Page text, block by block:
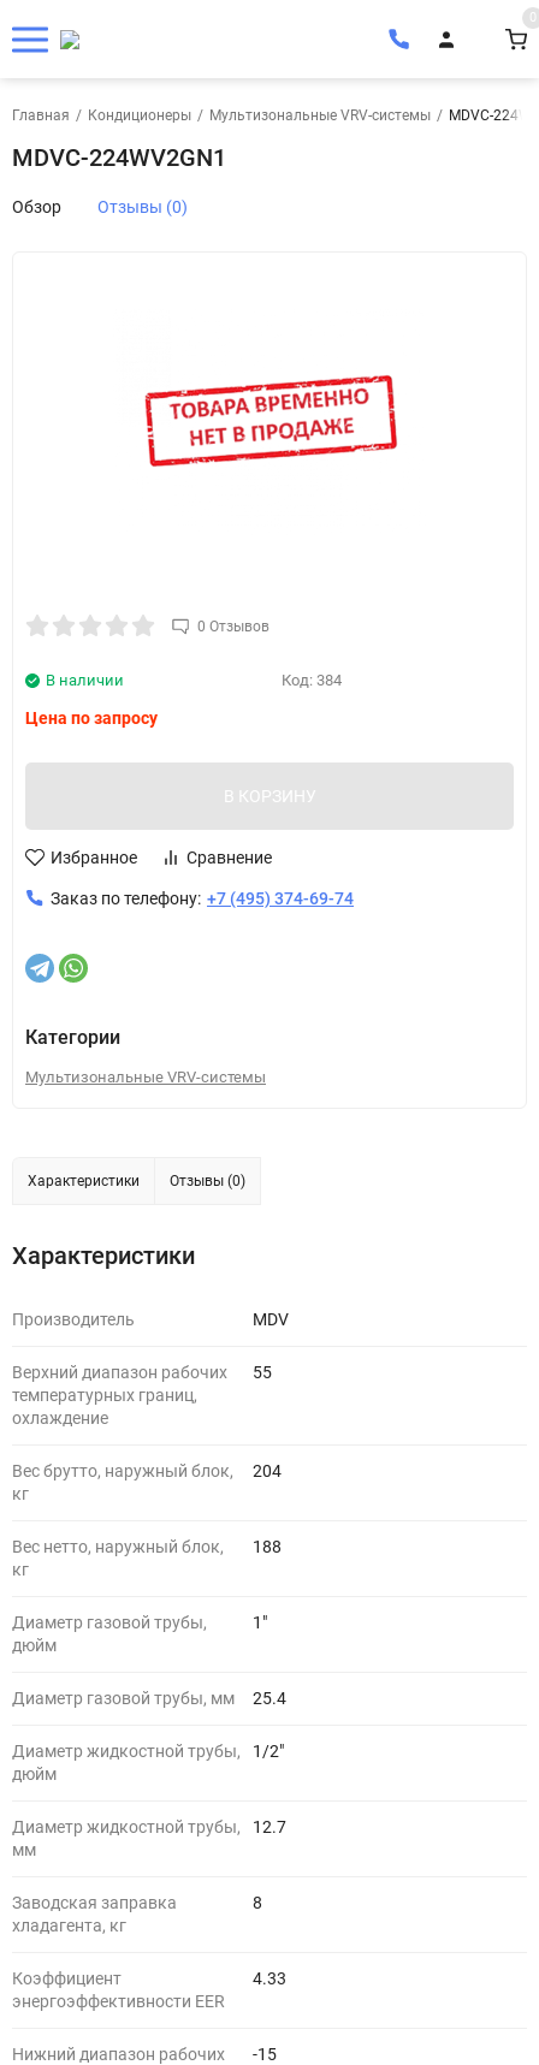
0
Главная / Кондиционеры / Мультизональные VRV-системы / MDVC-
MDVC-224WV2GN1
Обзор Отзывы (0)
0 Отзывов
Код: 384
В наличии
Цена по запросу
В КОРЗИНУ
Избранное Сравнение
Заказ по телефону: +7 (495) 374-69-74
Категории
Мультизональные VRV-системы
Характеристики Отзывы (0)
Характеристики
Производитель MDV
Верхний диапазон рабочих
температурных границ,
охлаждение
55
Вес брутто, наружный блок,
кг
204
Вес нетто, наружный блок,
кг
188
Диаметр газовой трубы,
дюйм
1"
Диаметр газовой трубы, мм 25.4
Диаметр жидкостной трубы,
дюйм
1/2"
Диаметр жидкостной трубы,
мм
12.7
Заводская заправка
хладагента, кг
8
Коэффициент
энергоэффективности EER
4.33
Нижний диапазон рабочих
-15